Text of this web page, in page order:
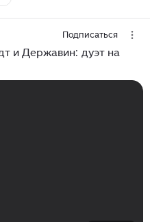
Подписаться
и Державин: дуэт на